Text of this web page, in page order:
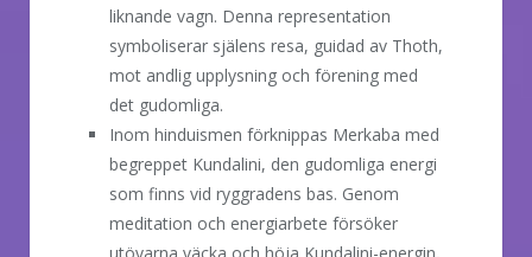
liknande vagn. Denna representation
symboliserar själens resa, guidad av Thoth,
mot andlig upplysning och förening med
det gudomliga.
Inom hinduismen förknippas Merkaba med
begreppet Kundalini, den gudomliga energi
som finns vid ryggradens bas. Genom
meditation och energiarbete försöker